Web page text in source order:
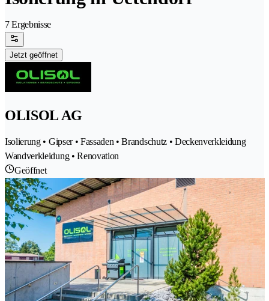
7 Ergebnisse
Jetzt geöffnet
OLISOL AG
Isolierung • Gipser • Fassaden • Brandschutz • Deckenverkleidung
Wandverkleidung • Renovation
Geöffnet